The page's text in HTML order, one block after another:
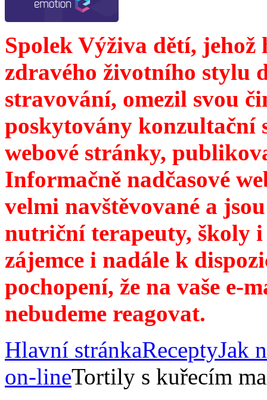
Spolek Výživa dětí,
zdravého životního stylu
stravování, omezil svou
poskytovány konzultační
webové stránky,
Informačně nadčasové
velmi navštěvované a
nutriční terapeuty, školy
zájemce i nadále k
pochopení, že na vaše e-
nebudeme reagovat.
Hlavní stránkaReceptyJak
on-lineTortily s kuřecím